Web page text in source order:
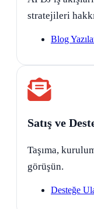
stratejileri
Blog
Satış ve
Taşıma,
görüşün.
Desteğe